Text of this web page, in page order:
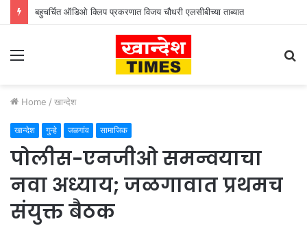
बहुचर्चित ऑडिओ क्लिप प्रकरणात विजय चौधरी एलसीबीच्या ताब्यात
Menu
Home / खान्देश
खान्देश गुन्हे जळगांव सामाजिक
पोलीस-एनजीओ समन्वयाचा
नवा अध्याय; जळगावात प्रथमच
संयुक्त बैठक